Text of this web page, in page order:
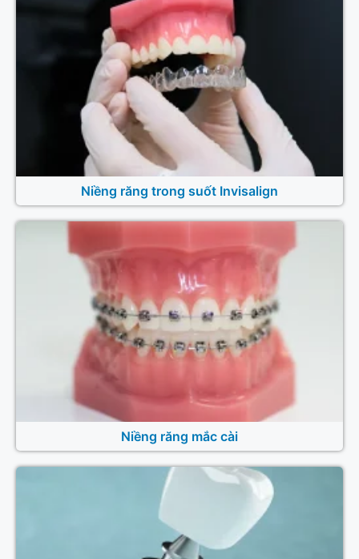
Niềng răng trong suốt Invisalign
Niềng răng mắc cài